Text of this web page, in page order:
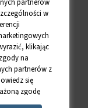
partnerów
w
klikając
na
partnerów z
się
zgodę
zmianę